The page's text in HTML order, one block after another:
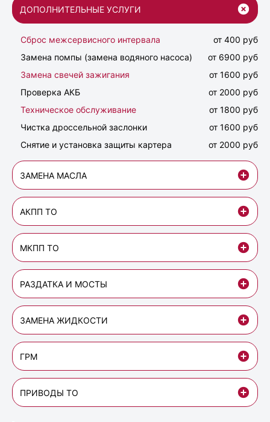
ДОПОЛНИТЕЛЬНЫЕ УСЛУГИ
Сброс межсервисного интервала
от 400 руб
Замена помпы (замена водяного насоса)
от 6900 руб
Замена свечей зажигания
от 1600 руб
Проверка АКБ
от 2000 руб
Техническое обслуживание
от 1800 руб
Чистка дроссельной заслонки
от 1600 руб
Снятие и установка защиты картера
от 2000 руб
ЗАМЕНА МАСЛА
АКПП ТО
МКПП ТО
РАЗДАТКА И МОСТЫ
ЗАМЕНА ЖИДКОСТИ
ГРМ
ПРИВОДЫ ТО